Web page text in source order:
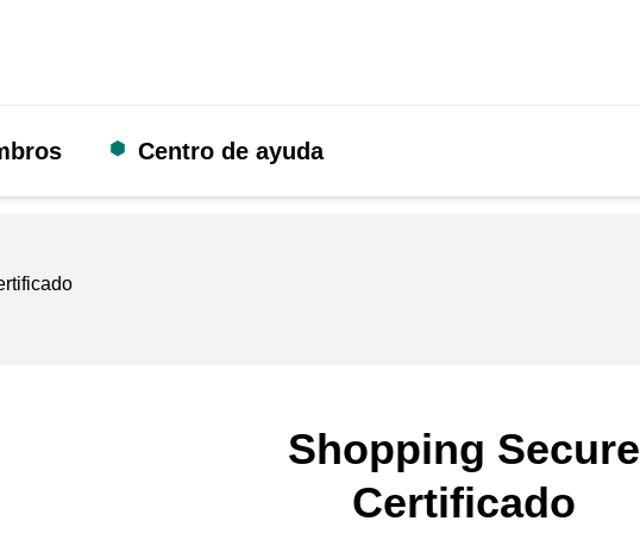
Centro de ayuda
Shopping Secure
Certificado